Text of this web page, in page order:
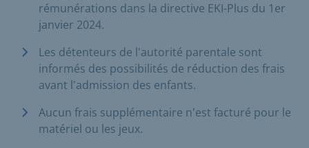
rémunérations dans la directive EKI-Plus du 1er
janvier 2024.
Les détenteurs de l'autorité parentale sont
informés des possibilités de réduction des frais
avant l'admission des enfants.
Aucun frais supplémentaire n'est facturé pour le
matériel ou les jeux.